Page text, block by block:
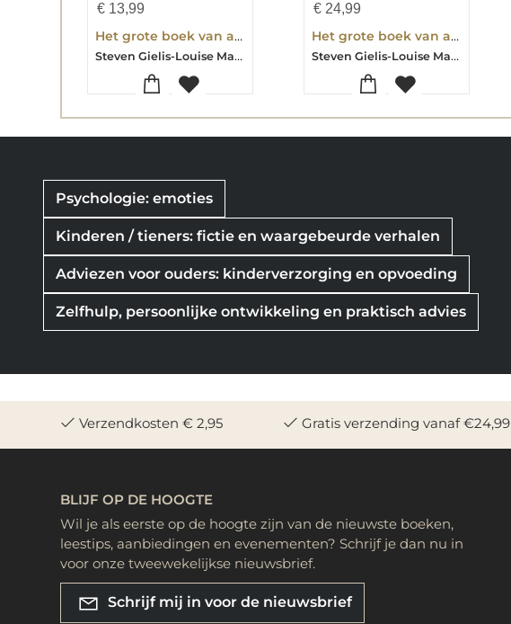
€ 13,99
Het grote boek van alle emoties
Steven Gielis-Louise Marie Leuwers-Mama Baas
€ 24,99
Het grote boek van alle emoties
Steven Gielis-Louise Marie Leuwers-Mama Baas
Psychologie: emoties
Kinderen / tieners: fictie en waargebeurde verhalen
Adviezen voor ouders: kinderverzorging en opvoeding
Zelfhulp, persoonlijke ontwikkeling en praktisch advies
Verzendkosten € 2,95 Gratis verzending vanaf €24,99
BLIJF OP DE HOOGTE
Wil je als eerste op de hoogte zijn van de nieuwste boeken,
leestips, aanbiedingen en evenementen? Schrijf je dan nu in
voor onze tweewekelijkse nieuwsbrief.
Schrijf mij in voor de nieuwsbrief